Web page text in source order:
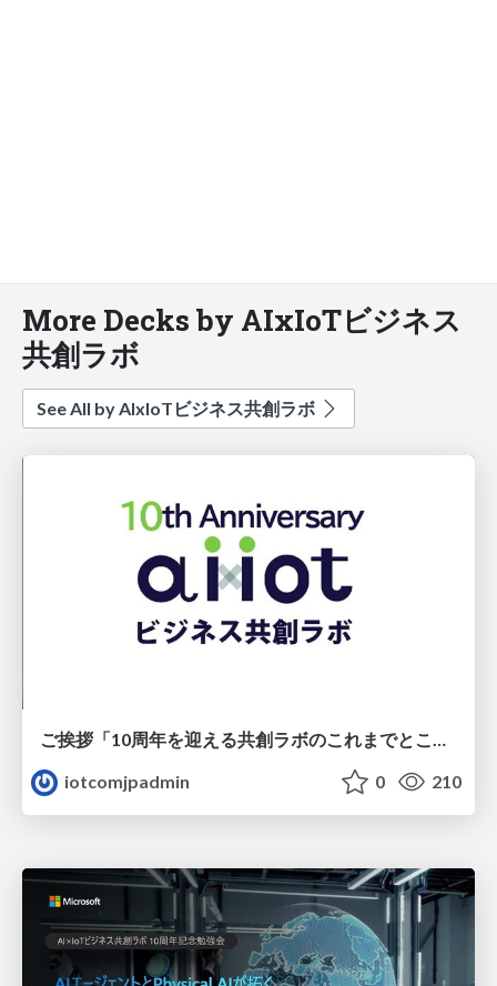
More Decks by AIxIoTビジネス
共創ラボ
See All by AIxIoTビジネス共創ラボ
ご挨拶「10周年を迎える共創ラボのこれまでとこれから」
iotcomjpadmin
0 210